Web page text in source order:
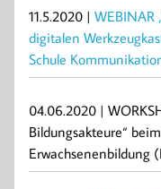
11.5.2020 |
digitalen
Schule
04.06.2020 |
Bildungsakteure“
Erwachsenenbildung